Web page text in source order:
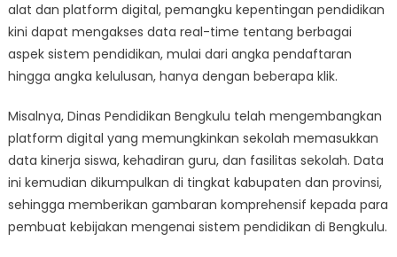
alat dan platform digital, pemangku kepentingan pendidikan
kini dapat mengakses data real-time tentang berbagai
aspek sistem pendidikan, mulai dari angka pendaftaran
hingga angka kelulusan, hanya dengan beberapa klik.
Misalnya, Dinas Pendidikan Bengkulu telah mengembangkan
platform digital yang memungkinkan sekolah memasukkan
data kinerja siswa, kehadiran guru, dan fasilitas sekolah. Data
ini kemudian dikumpulkan di tingkat kabupaten dan provinsi,
sehingga memberikan gambaran komprehensif kepada para
pembuat kebijakan mengenai sistem pendidikan di Bengkulu.